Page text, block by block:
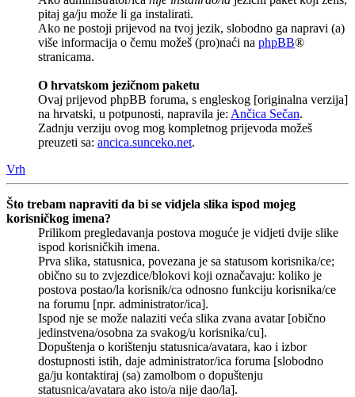
pitaj ga/ju može li ga instalirati.
Ako ne postoji prijevod na tvoj jezik, slobodno ga napravi (a)
više informacija o čemu možeš (pro)naći na phpBB®
stranicama.
O hrvatskom jezičnom paketu
Ovaj prijevod phpBB foruma, s engleskog [originalna verzija]
na hrvatski, u potpunosti, napravila je: Ančica Sečan.
Zadnju verziju ovog mog kompletnog prijevoda možeš
preuzeti sa: ancica.sunceko.net.
Vrh
Što trebam napraviti da bi se vidjela slika ispod mojeg
korisničkog imena?
Prilikom pregledavanja postova moguće je vidjeti dvije slike
ispod korisničkih imena.
Prva slika, statusnica, povezana je sa statusom korisnika/ce;
obično su to zvjezdice/blokovi koji označavaju: koliko je
postova postao/la korisnik/ca odnosno funkciju korisnika/ce
na forumu [npr. administrator/ica].
Ispod nje se može nalaziti veća slika zvana avatar [obično
jedinstvena/osobna za svakog/u korisnika/cu].
Dopuštenja o korištenju statusnica/avatara, kao i izbor
dostupnosti istih, daje administrator/ica foruma [slobodno
ga/ju kontaktiraj (sa) zamolbom o dopuštenju
statusnica/avatara ako isto/a nije dao/la].